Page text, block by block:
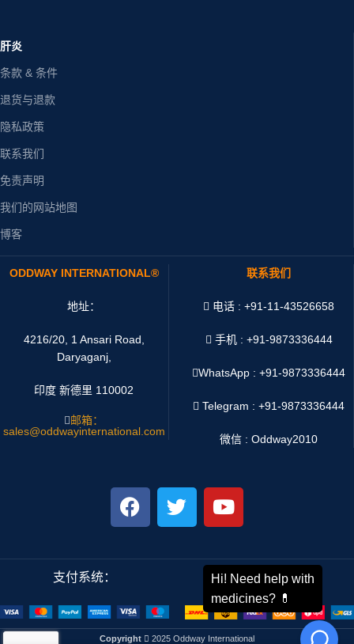
肝炎
条款 & 条件
退货与退款
隐私政策
联系我们
免责声明
我们的网站地图
博客
ODDWAY INTERNATIONAL®
地址：
4216/20, 1 Ansari Road,
Daryaganj,
印度 新德里 110002
邮箱：
sales@oddwayinternational.com
联系我们
电话 : +91-11-43526658
手机 : +91-9873336444
WhatsApp :+91-9873336444
Telegram : +91-9873336444
微信 : Oddway2010
支付系统： 运输系统：
Copyright 2025 Oddway International